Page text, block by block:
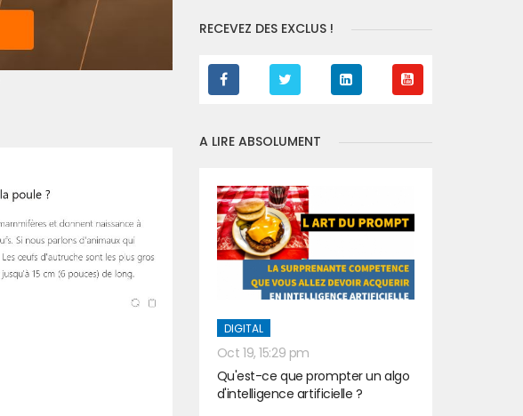
RECEVEZ DES EXCLUS !
A LIRE ABSOLUMENT
DIGITAL
Oct 19, 15:29 pm
Qu'est-ce que prompter un algo
d'intelligence artificielle ?